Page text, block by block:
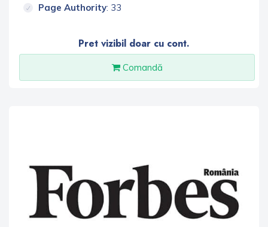
Page Authority: 33
Pret vizibil doar cu cont.
Comandă